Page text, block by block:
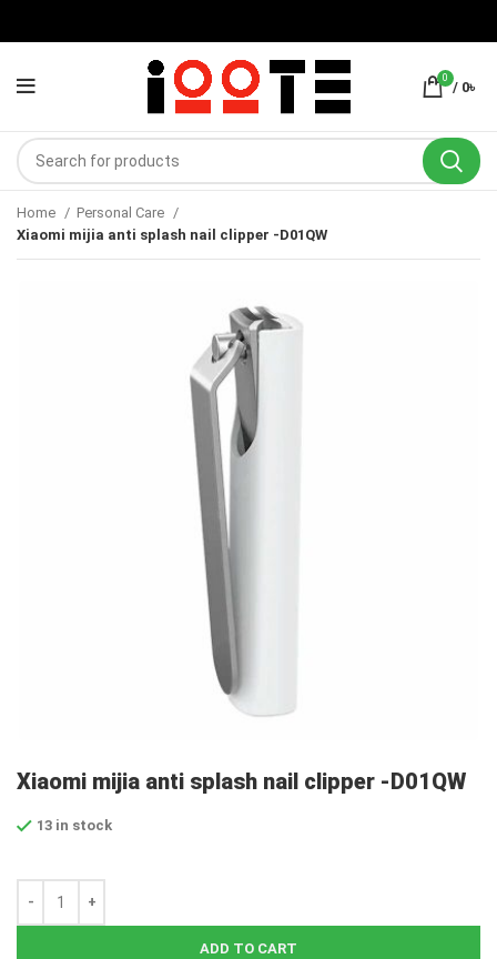
0
/ 0৳
Home
Personal Care
Xiaomi mijia anti splash nail clipper -D01QW
Xiaomi mijia anti splash nail clipper -D01QW
13 in stock
ADD TO CART